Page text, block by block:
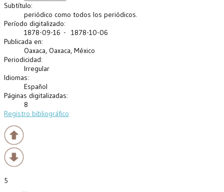
Subtítulo:
periódico como todos los periódicos.
Período digitalizado:
1878-09-16 - 1878-10-06
Publicada en:
Oaxaca, Oaxaca, México
Periodicidad:
Irregular
Idiomas:
Español
Páginas digitalizadas:
8
Registro bibliográfico
5